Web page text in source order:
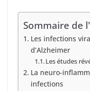
Sommaire de
Les infections
d’Alzheimer
Les études
La neuro-
infections